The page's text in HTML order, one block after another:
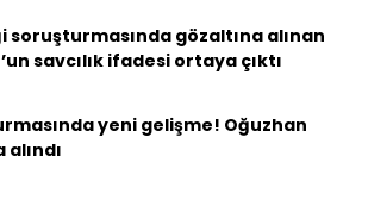
soruşturmasında gözaltına alınan
savcılık ifadesi ortaya çıktı
yeni gelişme! Oğuzhan